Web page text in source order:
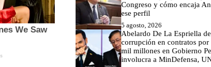
Congreso y cómo encaja
ese perfil
5 agosto, 2026
Abelardo De La Espriella
corrupción en contratos por
mil millones en Gobierno
involucra a MinDefensa,